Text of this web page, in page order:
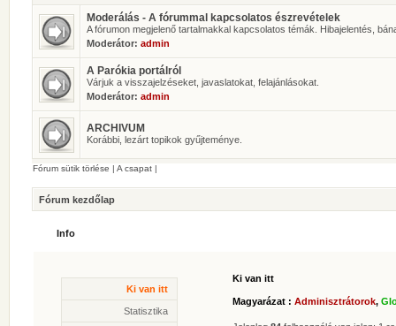
Moderálás - A fórummal kapcsolatos észrevételek
A fórumon megjelenő tartalmakkal kapcsolatos témák. Hibajelentés,
Moderátor: admin
A Parókia portálról
Várjuk a visszajelzéseket, javaslatokat, felajánlásokat.
Moderátor: admin
ARCHIVUM
Korábbi, lezárt topikok gyűjteménye.
Fórum sütik törlése | A csapat |
Fórum kezdőlap
Info
Ki van itt
Ki van itt
Magyarázat : Adminisztrátorok,
Statisztika
Statisztika
* Hozzászólások száma:
62629
* Témák száma:
* Felhasználók száma: 606